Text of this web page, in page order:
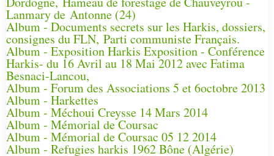
Lanmary de Antonne (24)
Album - Documents secrets sur les Harkis, dossiers,
consignes du FLN, Parti communiste Français.
Album - Exposition Harkis Exposition - Conférence
Harkis- du 16 Avril au 18 Mai 2012 avec Fatima
Besnaci-Lancou,
Album - Forum des Associations 5 et 6octobre 2013
Album - Harkettes
Album - Méchoui Creysse 14 Mars 2014
Album - Mémorial de Coursac
Album - Mémorial de Coursac 05 12 2014
Album - Refugies harkis 1962 Bône (Algérie)